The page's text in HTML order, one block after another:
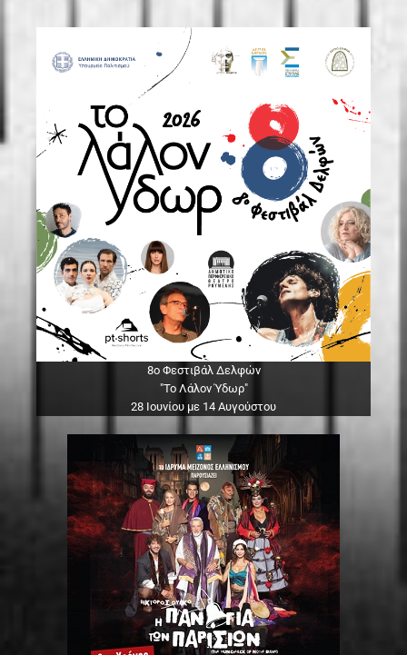
8ο Φεστιβάλ Δελφών
"Το Λάλον Ύδωρ"
28 Ιουνίου με 14 Αυγούστου